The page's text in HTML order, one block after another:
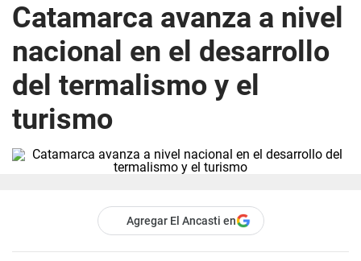
Catamarca avanza a nivel
nacional en el desarrollo
del termalismo y el
turismo
Agregar El Ancasti en